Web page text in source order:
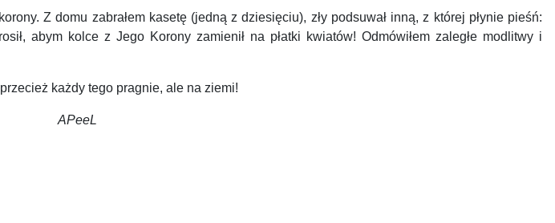
Z domu zabrałem kasetę (jedną z dziesięciu), zły podsuwał inną, z której płynie pieśń:
abym kolce z Jego Korony zamienił na płatki kwiatów! Odmówiłem zaległe modlitwy i
każdy tego pragnie, ale na ziemi!